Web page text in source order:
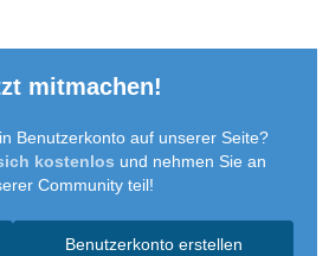
mitmachen!
Benutzerkonto auf unserer Seite?
kostenlos und nehmen Sie an
Community teil!
Benutzerkonto erstellen